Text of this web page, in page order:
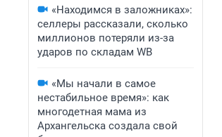
«Находимся в заложниках»:
селлеры рассказали, сколько
миллионов потеряли из-за
ударов по складам WB
«Мы начали в самое
нестабильное время»: как
многодетная мама из
Архангельска создала свой